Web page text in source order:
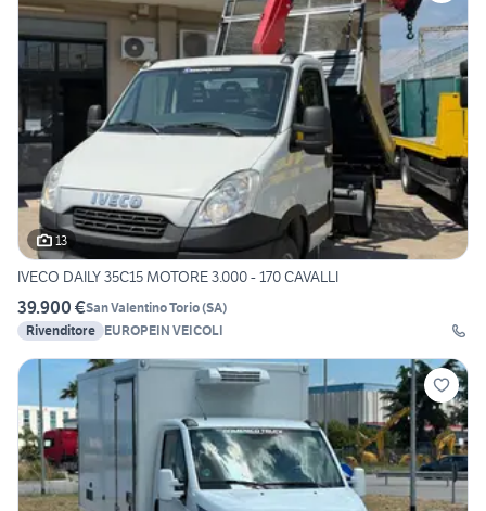
13
IVECO DAILY 35C15 MOTORE 3.000 - 170 CAVALLI
39.900 €San Valentino Torio(SA)
Rivenditore EUROPEIN VEICOLI